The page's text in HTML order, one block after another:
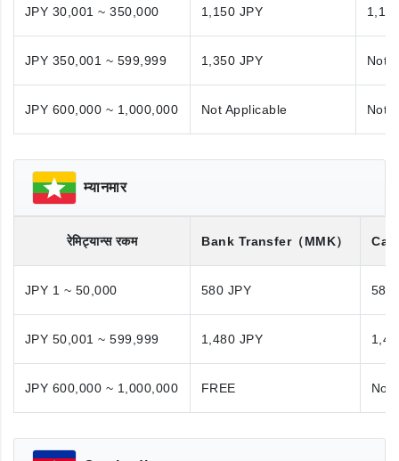
JPY 30,001 ~ 350,000 1,150 JPY
JPY 350,001 ~ 599,999 1,350 JPY Not
JPY 600,000 ~ 1,000,000 Not Applicable Not
म्यानमार
रेमिट्यान्स रकम Bank Transfer（MMK）
JPY 1 ~ 50,000 580 JPY 580
JPY 50,001 ~ 599,999 1,480 JPY
JPY 600,000 ~ 1,000,000 FREE Not